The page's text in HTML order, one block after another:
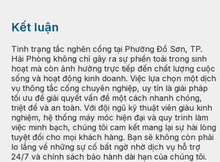
Kết luận
Tình trạng tắc nghẽn cống tại Phường Đồ Sơn, TP.
Hải Phòng không chỉ gây ra sự phiền toái trong sinh
hoạt mà còn ảnh hưởng trực tiếp đến chất lượng cuộc
sống và hoạt động kinh doanh. Việc lựa chọn một dịch
vụ thông tắc cống chuyên nghiệp, uy tín là giải pháp
tối ưu để giải quyết vấn đề một cách nhanh chóng,
triệt để và an toàn. Với đội ngũ kỹ thuật viên giàu kinh
nghiệm, hệ thống máy móc hiện đại và quy trình làm
việc minh bạch, chúng tôi cam kết mang lại sự hài lòng
tuyệt đối cho mọi khách hàng. Bạn sẽ không còn phải
lo lắng về những sự cố bất ngờ nhờ dịch vụ hỗ trợ
24/7 và chính sách bảo hành dài hạn của chúng tôi.